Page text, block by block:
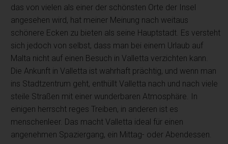
das von vielen als einer der schönsten Orte der Insel
angesehen wird, hat meiner Meinung nach weitaus
schönere Ecken zu bieten als seine Hauptstadt. Es versteht
sich jedoch von selbst, dass man bei einem Urlaub auf
Malta nicht auf einen Besuch in Valletta verzichten kann.
Die Ankunft in Valletta ist wahrhaft prächtig, und wenn man
ins Stadtzentrum geht, enthüllt Valletta nach und nach viele
steile Straßen mit einer wunderbaren Atmosphäre. In
einigen herrscht reges Treiben, in anderen ist es
menschenleer. Das macht Valletta ideal für einen
angenehmen Spaziergang, ein Mittag- oder Abendessen.